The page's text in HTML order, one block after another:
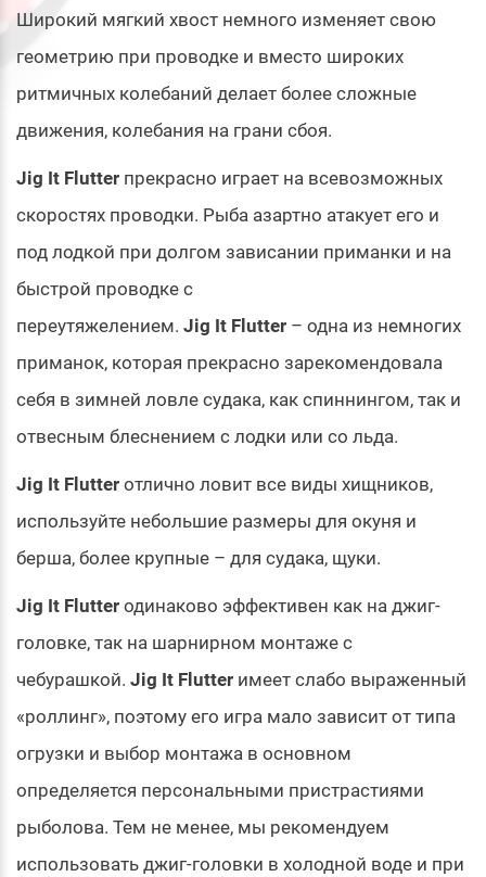
Широкий мягкий хвост немного изменяет свою
геометрию при проводке и вместо широких
ритмичных колебаний делает более сложные
движения, колебания на грани сбоя.
Jig It Flutter прекрасно играет на всевозможных
скоростях проводки. Рыба азартно атакует его и
под лодкой при долгом зависании приманки и на
быстрой проводке с
переутяжелением. Jig It Flutter – одна из немногих
приманок, которая прекрасно зарекомендовала
себя в зимней ловле судака, как спиннингом, так и
отвесным блеснением с лодки или со льда.
Jig It Flutter отлично ловит все виды хищников,
используйте небольшие размеры для окуня и
берша, более крупные – для судака, щуки.
Jig It Flutter одинаково эффективен как на джиг-
головке, так на шарнирном монтаже с
чебурашкой. Jig It Flutter имеет слабо выраженный
«роллинг», поэтому его игра мало зависит от типа
огрузки и выбор монтажа в основном
определяется персональными пристрастиями
рыболова. Тем не менее, мы рекомендуем
использовать джиг-головки в холодной воде и при